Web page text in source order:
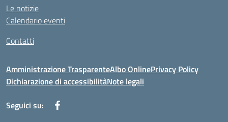
Le notizie
Calendario eventi
Contatti
Amministrazione TrasparenteAlbo OnlinePrivacy Policy
Dichiarazione di accessibilitàNote legali
Seguici su: